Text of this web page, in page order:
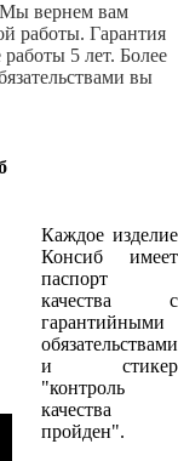
Мы вернем вам
работы. Гарантия
5 лет. Более
вы
Каждое изделие
Консиб имеет
паспорт
качества с
гарантийными
обязательствами
и стикер
"контроль
качества
пройден".